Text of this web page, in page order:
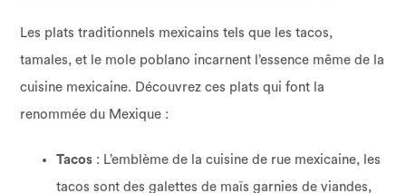
Les plats traditionnels mexicains tels que les tacos,
tamales, et le mole poblano incarnent l’essence même de la
cuisine mexicaine. Découvrez ces plats qui font la
renommée du Mexique :
Tacos : L’emblème de la cuisine de rue mexicaine, les
tacos sont des galettes de maïs garnies de viandes,